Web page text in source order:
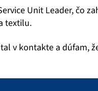
Unit Leader, čo
textilu.
v kontakte a dúfam,